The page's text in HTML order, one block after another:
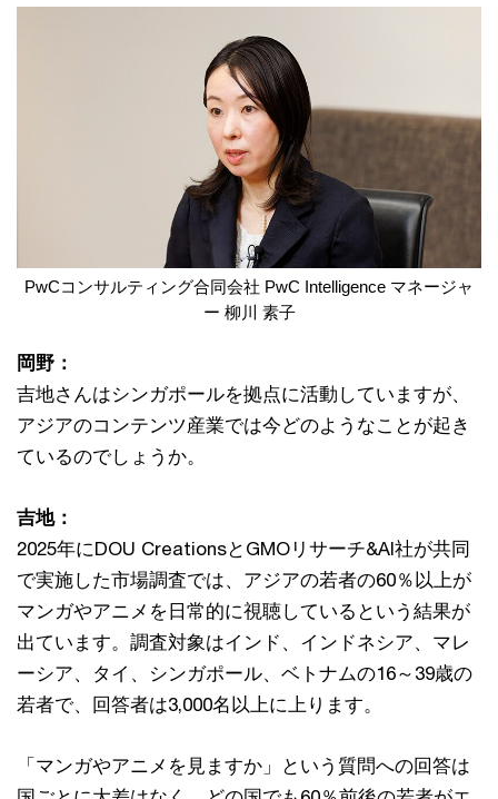
PwCコンサルティング合同会社 PwC Intelligence マネージャ
ー 柳川 素子
岡野：
吉地さんはシンガポールを拠点に活動していますが、
アジアのコンテンツ産業では今どのようなことが起き
ているのでしょうか。
吉地：
2025年にDOU CreationsとGMOリサーチ&AI社が共同
で実施した市場調査では、アジアの若者の60％以上が
マンガやアニメを日常的に視聴しているという結果が
出ています。調査対象はインド、インドネシア、マレ
ーシア、タイ、シンガポール、ベトナムの16～39歳の
若者で、回答者は3,000名以上に上ります。
「マンガやアニメを見ますか」という質問への回答は